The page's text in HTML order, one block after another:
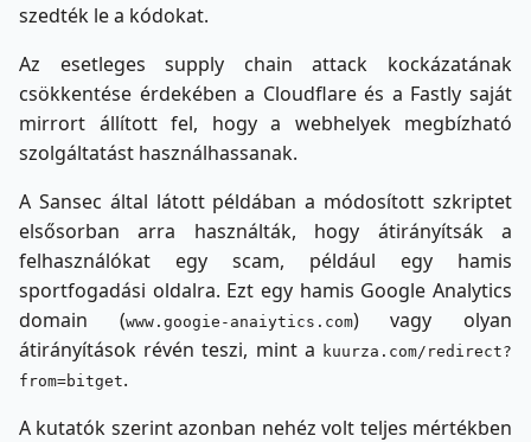
szedték le a kódokat.
Az esetleges supply chain attack kockázatának
csökkentése érdekében a Cloudflare és a Fastly saját
mirrort állított fel, hogy a webhelyek megbízható
szolgáltatást használhassanak.
A Sansec által látott példában a módosított szkriptet
elsősorban arra használták, hogy átirányítsák a
felhasználókat egy scam, például egy hamis
sportfogadási oldalra. Ezt egy hamis Google Analytics
domain (www.googie-anaiytics.com) vagy olyan
átirányítások révén teszi, mint a kuurza.com/redirect?
from=bitget.
A kutatók szerint azonban nehéz volt teljes mértékben